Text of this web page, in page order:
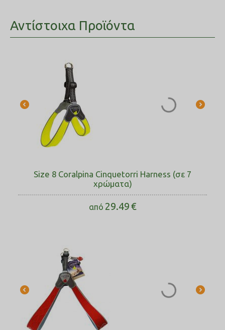
Αντίστοιχα Προϊόντα
Size 8 Coralpina Cinquetorri Harness (σε 7
χρώματα)
από 29.49€